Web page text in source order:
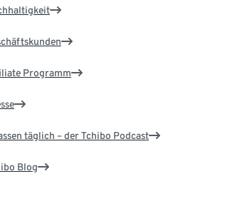
Programm
täglich – der Tchibo Podcast
Blog